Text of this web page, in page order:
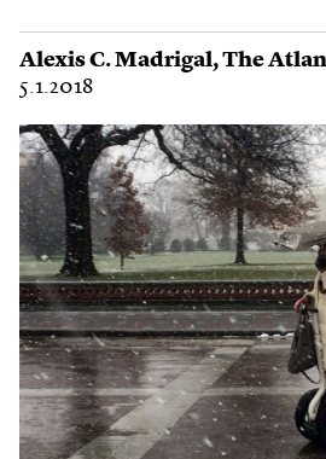
Alexis C. Madrigal,The
5.1.2018